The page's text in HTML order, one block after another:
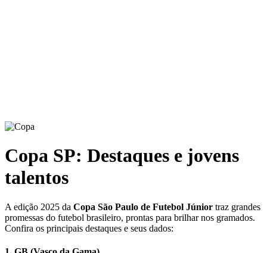
Copa SP: Destaques e jovens
talentos
A edição 2025 da Copa São Paulo de Futebol Júnior traz grandes
promessas do futebol brasileiro, prontas para brilhar nos gramados.
Confira os principais destaques e seus dados: